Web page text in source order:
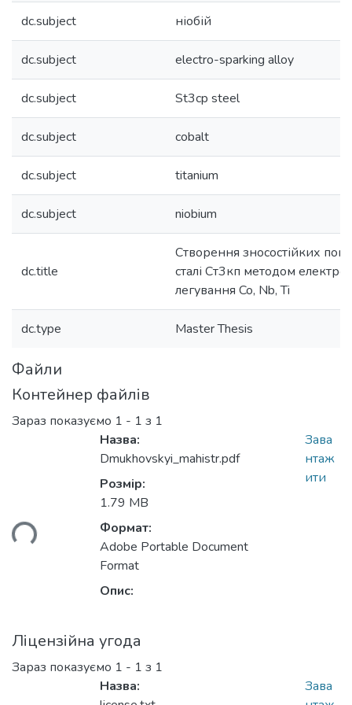
dc.subject ніобій
dc.subject electro-sparking alloy
dc.subject St3cp steel
dc.subject cobalt
dc.subject titanium
dc.subject niobium
dc.title
Створення зносостійких
сталі Ст3кп методом
легування Co, Nb, Ti
dc.type Master Thesis
Файли
Контейнер файлів
Зараз показуємо 1 - 1 з 1
Назва:
Dmukhovskyi_mahistr.pdf
Розмір:
1.79 MB
Формат:
Adobe Portable Document
Format
Опис:
Зава
нтаж
ити
Ліцензійна угода
Зараз показуємо 1 - 1 з 1
Назва:
Зава